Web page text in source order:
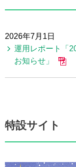
2026年7月1日
運用レポート「
お知らせ」
特設サイト